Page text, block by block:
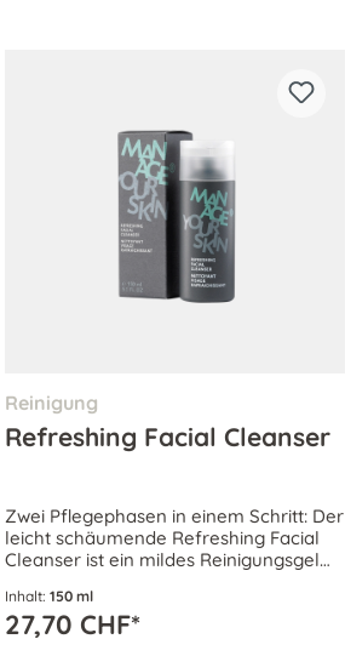
Reinigung
Refreshing Facial Cleanser
Zwei Pflegephasen in einem Schritt: Der
leicht schäumende Refreshing Facial
Cleanser ist ein mildes Reinigungsgel
Frischekick.
Inhalt:150 ml
27,70 CHF*